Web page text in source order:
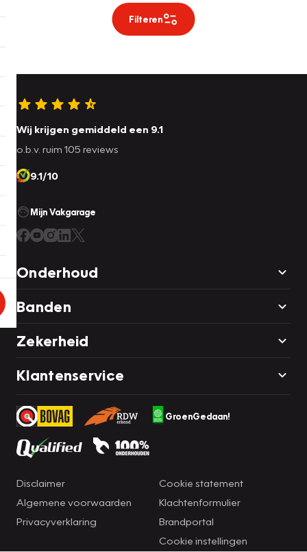
Filteren
Wij krijgen gemiddeld een 9.1
o.b.v. ruim 105 reviews
9.1/10
Mijn Vakgarage
Onderhoud
Banden
Zekerheid
Klantenservice
GroenGedaan!
Disclaimer
Algemene voorwaarden
Privacyverklaring
Cookie statement
Klachtenformulier
Brandportal
Cookie instellingen